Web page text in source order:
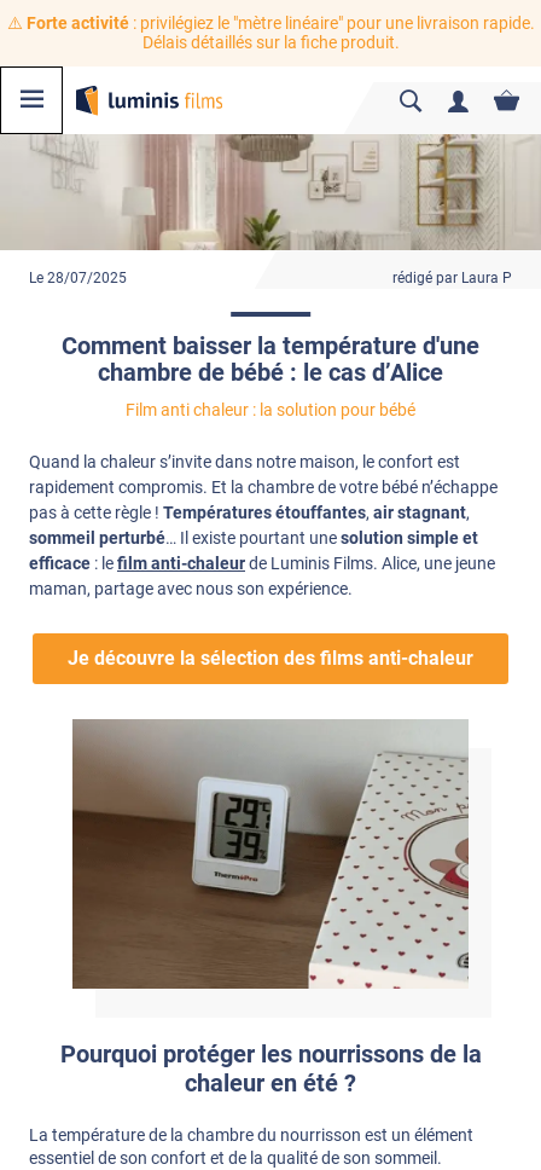
⚠️ Forte activité: privilégiez le "mètre linéaire" pour une livraison rapide.
Délais détaillés sur la fiche produit.
Le 28/07/2025 rédigé par Laura P
Comment baisser la température d'une
chambre de bébé : le cas d’Alice
Film anti chaleur : la solution pour bébé
Quand la chaleur s’invite dans notre maison, le confort est
rapidement compromis. Et la chambre de votre bébé n’échappe
pas à cette règle ! Températures étouffantes, air stagnant,
sommeil perturbé… Il existe pourtant unesolution simple et
efficace : lefilm anti-chaleurde Luminis Films. Alice, une jeune
maman, partage avec nous son expérience.
Je découvre la sélection des films anti-chaleur
Pourquoi protéger les nourrissons de la
chaleur en été ?
La température de la chambre du nourrisson est un élément
essentiel de son confort et de la qualité de son sommeil.